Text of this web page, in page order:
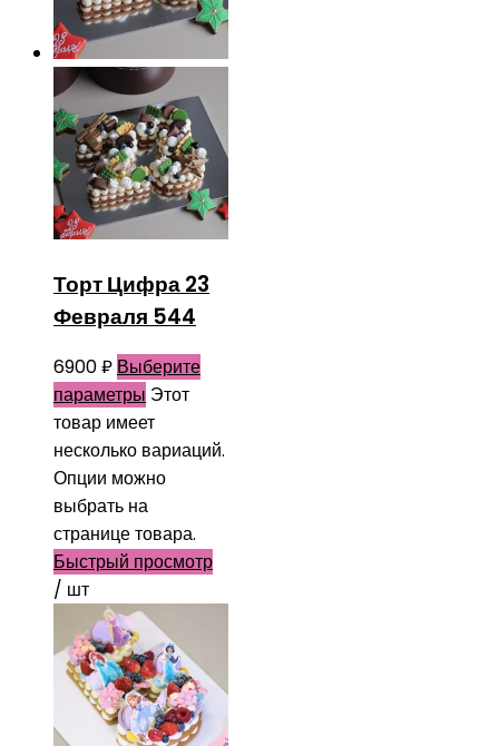
Торт Цифра 23
Февраля 544
6900₽ Выберите
параметры Этот
товар имеет
несколько вариаций.
Опции можно
выбрать на
странице товара.
Быстрый просмотр
/ шт